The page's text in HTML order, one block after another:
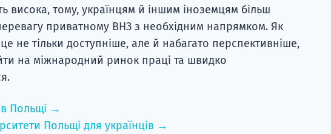
висока, тому, українцям й іншим іноземцям більш
приватному ВНЗ з необхідним напрямком. Як
не тільки доступніше, але й набагато перспективніше,
на міжнародний ринок праці та швидко
Польщі →
Польщі для українців →